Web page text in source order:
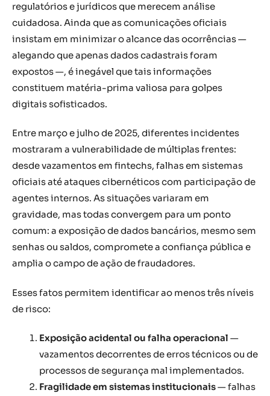
regulatórios e jurídicos que merecem análise
cuidadosa. Ainda que as comunicações oficiais
insistam em minimizar o alcance das ocorrências —
alegando que apenas dados cadastrais foram
expostos —, é inegável que tais informações
constituem matéria-prima valiosa para golpes
digitais sofisticados.
Entre março e julho de 2025, diferentes incidentes
mostraram a vulnerabilidade de múltiplas frentes:
desde vazamentos em fintechs, falhas em sistemas
oficiais até ataques cibernéticos com participação de
agentes internos. As situações variaram em
gravidade, mas todas convergem para um ponto
comum: a exposição de dados bancários, mesmo sem
senhas ou saldos, compromete a confiança pública e
amplia o campo de ação de fraudadores.
Esses fatos permitem identificar ao menos três níveis
de risco:
Exposição acidental ou falha operacional —
vazamentos decorrentes de erros técnicos ou de
processos de segurança mal implementados.
Fragilidade em sistemas institucionais— falhas